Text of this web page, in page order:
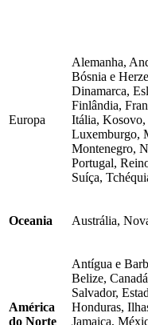
Europa
Alemanha,
Bósnia e
Dinamarca,
Finlândia,
Itália,
Luxemburgo,
Montenegro,
Portugal,
Suíça,
Oceania Austrália,
América
do Norte
Antígua e
Belize,
Salvador,
Honduras,
Jamaica,